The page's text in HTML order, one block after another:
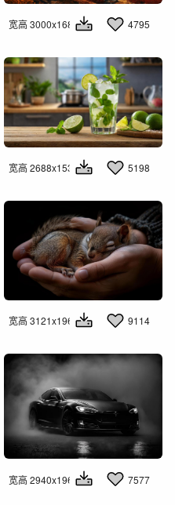
宽高 3000x1681
4795
宽高 2688x1536 5198
宽高 3121x1960 9114
宽高 2940x1960 7577